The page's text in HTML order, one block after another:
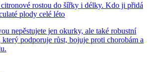
rostou do šířky i délky. Kdo ji přidá
plody celé léto
nepěstujete jen okurky, ale také robustní
který podporuje růst, bojuje proti chorobám a